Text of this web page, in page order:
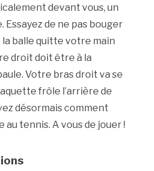
devant vous, un
Essayez de ne pas bouger
la balle quitte votre main
droit doit être à la
Votre bras droit va se
frôle l’arrière de
désormais comment
au tennis. A vous de jouer !